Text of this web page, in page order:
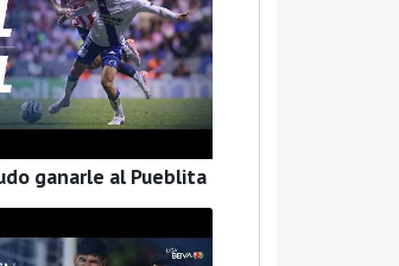
ganarle al Pueblita